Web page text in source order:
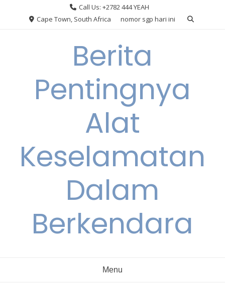
Call Us: +2782 444 YEAH
Cape Town, South Africa
nomor sgp hari ini
Berita
Pentingnya
Alat
Keselamatan
Dalam
Berkendara
Menu